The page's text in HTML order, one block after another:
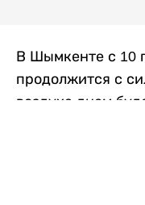
В Шымкенте с 10
продолжится с
воздуха днем